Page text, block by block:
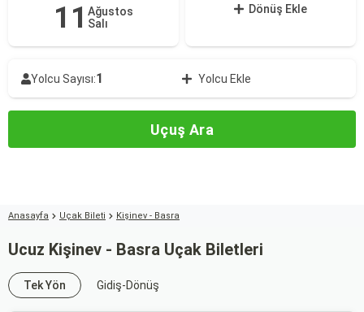
11 Ağustos
Salı
Dönüş Ekle
Yolcu Sayısı:1 Yolcu Ekle
Uçuş Ara
Anasayfa Uçak Bileti Kişinev - Basra
Ucuz Kişinev - Basra Uçak Biletleri
Tek Yön Gidiş-Dönüş